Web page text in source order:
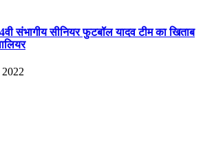
संभागीय सीनियर फुटबॉल यादव टीम का खिताब